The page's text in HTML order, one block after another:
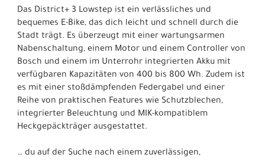
Das District+ 3 Lowstep ist ein verlässliches und
bequemes E-Bike, das dich leicht und schnell durch die
Stadt trägt. Es überzeugt mit einer wartungsarmen
Nabenschaltung, einem Motor und einem Controller von
Bosch und einem im Unterrohr integrierten Akku mit
verfügbaren Kapazitäten von 400 bis 800 Wh. Zudem ist
es mit einer stoßdämpfenden Federgabel und einer
Reihe von praktischen Features wie Schutzblechen,
integrierter Beleuchtung und MIK-kompatiblem
Heckgepäckträger ausgestattet.
… du auf der Suche nach einem zuverlässigen,